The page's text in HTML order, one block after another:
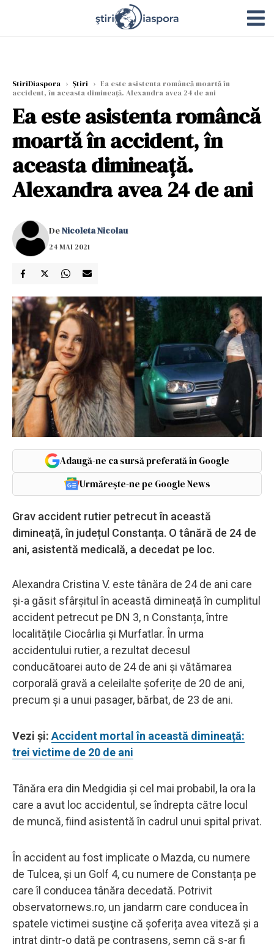
StiriDiaspora › Știri › Ea este asistenta româncă moartă în
accident, în aceasta dimineață. Alexandra avea 24 de ani
Ea este asistenta româncă
moartă în accident, în
aceasta dimineață.
Alexandra avea 24 de ani
DeNicoleta Nicolau
24 MAI 2021
Adaugă-ne ca sursă preferată în Google
Urmărește-ne pe Google News
Grav accident rutier petrecut în această
dimineață, în județul Constanța. O tânără de 24 de
ani, asistentă medicală, a decedat pe loc.
Alexandra Cristina V. este tânăra de 24 de ani care
și-a găsit sfârșitul în această dimineață în cumplitul
accident petrecut pe DN 3, n Constanța, între
localitățile Ciocârlia și Murfatlar. În urma
accidentului rutier, a rezultat decesul
conducătoarei auto de 24 de ani și vătămarea
corporală gravă a celeilalte șoferițe de 20 de ani,
precum și a unui pasager, bărbat, de 23 de ani.
Vezi și: Accident mortal în această dimineață:
trei victime de 20 de ani
Tânăra era din Medgidia și cel mai probabil, la ora la
care a avut loc accidentul, se îndrepta către locul
de muncă, fiind asistentă în cadrul unui spital privat.
În accident au fost implicate o Mazda, cu numere
de Tulcea, și un Golf 4, cu numere de Constanța pe
care îl conducea tânăra decedată. Potrivit
observatornews.ro, un jandarm care conducea în
spatele victimei susţine că șoferița avea viteză și a
intrat dintr-o dată pe contrasens, semn că s-ar fi